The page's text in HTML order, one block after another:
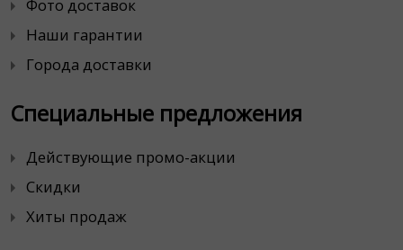
Фото доставок
Наши гарантии
Города доставки
Специальные предложения
Действующие промо-акции
Скидки
Хиты продаж